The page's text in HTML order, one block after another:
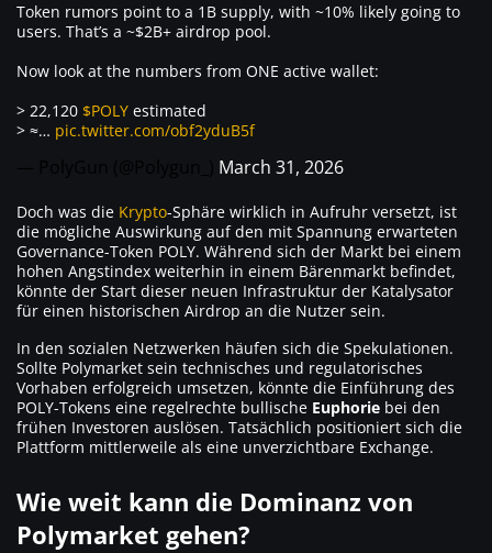
Token rumors point to a 1B supply, with ~10% likely going to
users. That’s a ~$2B+ airdrop pool.
Now look at the numbers from ONE active wallet:
> 22,120 $POLY estimated
> ≈… pic.twitter.com/obf2yduB5f
March 31, 2026
Doch was die Krypto-Sphäre wirklich in Aufruhr versetzt, ist
die mögliche Auswirkung auf den mit Spannung erwarteten
Governance-Token POLY. Während sich der Markt bei einem
hohen Angstindex weiterhin in einem Bärenmarkt befindet,
könnte der Start dieser neuen Infrastruktur der Katalysator
für einen historischen Airdrop an die Nutzer sein.
In den sozialen Netzwerken häufen sich die Spekulationen.
Sollte Polymarket sein technisches und regulatorisches
Vorhaben erfolgreich umsetzen, könnte die Einführung des
POLY-Tokens eine regelrechte bullische Euphorie bei den
frühen Investoren auslösen. Tatsächlich positioniert sich die
Plattform mittlerweile als eine unverzichtbare Exchange.
Wie weit kann die Dominanz von
Polymarket gehen?